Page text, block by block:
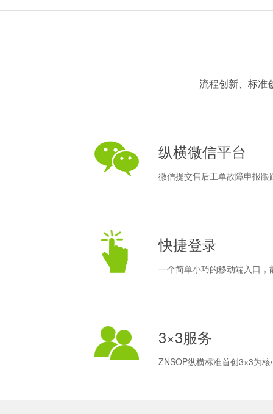
流程创新、标准
纵横微信平台
微信提交售后工单故障申报
快捷登录
一个简单小巧的移动端入口
3×3服务
ZNSOP纵横标准首创3×3为